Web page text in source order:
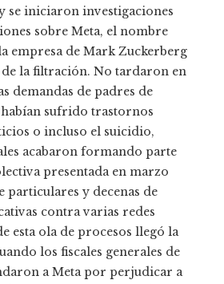
se iniciaron investigaciones
sobre Meta, el nombre
empresa de Mark Zuckerberg
de la filtración. No tardaron en
demandas de padres de
habían sufrido trastornos
o incluso el suicidio,
acabaron formando parte
presentada en marzo
particulares y decenas de
contra varias redes
esta ola de procesos llegó la
los fiscales generales de
a Meta por perjudicar a